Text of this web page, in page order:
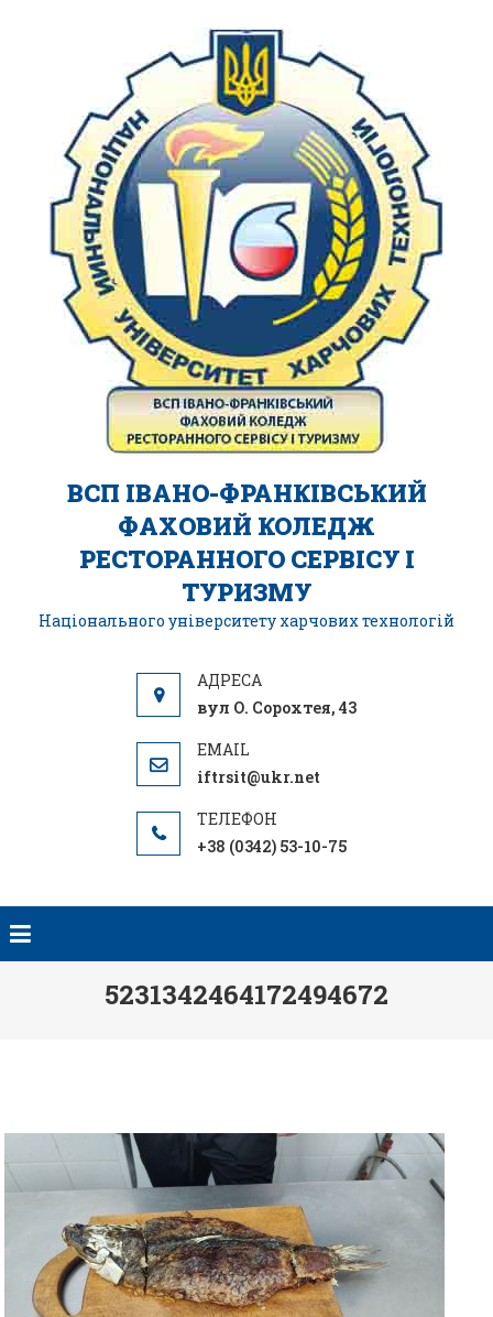
ВСП ІВАНО-ФРАНКІВСЬКИЙ
ФАХОВИЙ КОЛЕДЖ
РЕСТОРАННОГО СЕРВІСУ І
ТУРИЗМУ
Національного університету харчових технологій
вул О. Сорохтея, 43
iftrsit@ukr.net
+38 (0342) 53-10-75
5231342464172494672